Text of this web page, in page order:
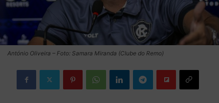
António Oliveira – Foto: Samara Miranda (Clube do Remo)